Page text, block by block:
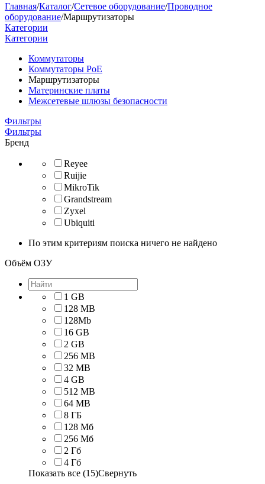
Главная/Каталог/Сетевое оборудование/Проводное
оборудование/Маршрутизаторы
Категории
Категории
Коммутаторы
Коммутаторы PoE
Маршрутизаторы
Материнские платы
Межсетевые шлюзы безопасности
Фильтры
Фильтры
Бренд
Reyee
Ruijie
MikroTik
Grandstream
Zyxel
Ubiquiti
По этим критериям поиска ничего не найдено
Объём ОЗУ
1 GB
128 MB
128Mb
16 GB
2 GB
256 MB
32 MB
4 GB
512 MB
64 MB
8 ГБ
128 Мб
256 Мб
2 Гб
4 Гб
Показать все (15)Свернуть